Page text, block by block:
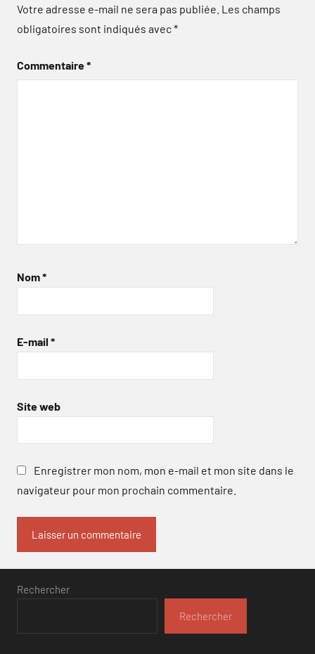
Votre adresse e-mail ne sera pas publiée. Les champs
obligatoires sont indiqués avec*
Commentaire*
Nom*
E-mail *
Site web
Enregistrer mon nom, mon e-mail et mon site dans le
navigateur pour mon prochain commentaire.
Rechercher
Rechercher